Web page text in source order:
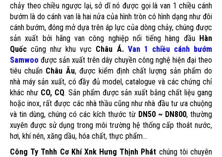
chảy theo chiều ngược lại, sở dĩ nó được gọi là van 1 chiều cánh
bướm là do cánh van là hai nửa của hình tròn có hình dạng như đôi
cánh bướm, đóng mở dựa trên áp lực của dòng chảy, chúng được
sản xuất bởi hãng van công nghiệp nổi tiếng hàng đầu Hàn
Quốc cũng như khu vực Châu Á. Van 1 chiều cánh bướm
Samwoo được sản xuất trên dây chuyền công nghệ hiện đại theo
tiêu chuẩn Châu Âu, được kiểm định chất lượng sản phẩm do
nhà máy sản xuất, có đầy đủ model, catalogue và các chứng chỉ
khác như CO, CQ. Sản phẩm được sản xuất bằng chất liệu gang
hoặc inox, rất được các nhà thầu cũng như nhà đầu tư ưa chuộng
và tin dùng, chúng có các kích thước từ DN50 ~ DN800, thường
xuyên được sử dụng trong môi trường hệ thống cấp thoát nước,
hơi, khí nén, xăng dầu, hóa chất, thực phẩm...
Công Ty Tnhh Cơ Khí Xnk Hưng Thịnh Phát chúng tôi chuyên